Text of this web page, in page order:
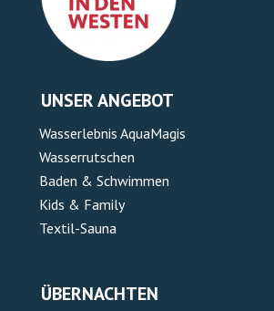
UNSER ANGEBOT
Wasserlebnis AquaMagis
Wasserrutschen
Baden & Schwimmen
Kids & Family
Textil-Sauna
ÜBERNACHTEN